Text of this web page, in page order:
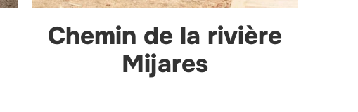
Chemin de la rivière
Mijares